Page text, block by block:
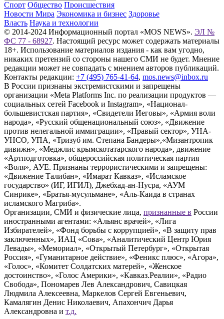
Спорт Общество Происшествия
Новости Мира Экономика и бизнес Здоровье
Власть Наука и технологии
© 2014-2024 Информационный портал «MOS NEWS». ЭЛ №
ФС 77 - 68927. Настоящий ресурс может содержать материалы
18+. Использование материалов издания - как вам угодно,
никаких претензий со стороны нашего СМИ не будет. Мнение
редакции может не совпадать с мнением авторов публикаций.
Контакты редакции: +7 (495) 765-41-64, mos.news@inbox.ru
В России признаны экстремистскими и запрещены
организации «Meta Platforms Inc. по реализации продуктов —
социальных сетей Facebook и Instagram», «Национал-
большевистская партия», «Свидетели Иеговы», «Армия воли
народа», «Русский общенациональный союз», «Движение
против нелегальной иммиграции», «Правый сектор», УНА-
УНСО, УПА, «Тризуб им. Степана Бандеры»,«Мизантропик
дивижн», «Меджлис крымскотатарского народа», движение
«Артподготовка», общероссийская политическая партия
«Воля», АУЕ. Признаны террористическими и запрещены:
«Движение Талибан», «Имарат Кавказ», «Исламское
государство» (ИГ, ИГИЛ), Джебхад-ан-Нусра, «АУМ
Синрике», «Братья-мусульмане», «Аль-Каида в странах
исламского Магриба».
Организации, СМИ и физические лица, признанные в России
иностранными агентами: «Альянс врачей», «Лига
Избирателей», «Фонд борьбы с коррупцией», «В защиту прав
заключенных», ИАЦ «Сова», «Аналитический Центр Юрия
Левады», «Мемориал», «Открытый Петербург», «Открытая
Россия», «Гуманитарное действие», «Феникс плюс», «Агора»,
«Голос», «Комитет Солдатских матерей», «Женское
достоинство», «Голос Америки», «Кавказ.Реалии», «Радио
Свобода», Пономарев Лев Александрович, Савицкая
Людмила Алексеевна, Маркелов Сергей Евгеньевич,
Камалягин Денис Николаевич, Апахончич Дарья
Александровна и т.д.